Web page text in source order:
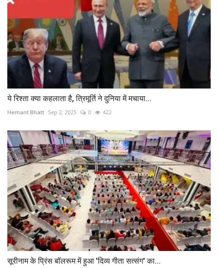
ये रिश्ता क्या कहलाता है, त्रिमूर्ति ने दुनिया में मचाया...
Hemant Bhatt Sep 2, 2025 0 422
सूरीनाम के प्रिंस बॉलरूम में हुआ 'दिव्य गीता सत्संग' का...